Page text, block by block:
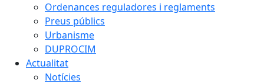
Ordenances reguladores i reglaments
Preus públics
Urbanisme
DUPROCIM
Actualitat
Notícies